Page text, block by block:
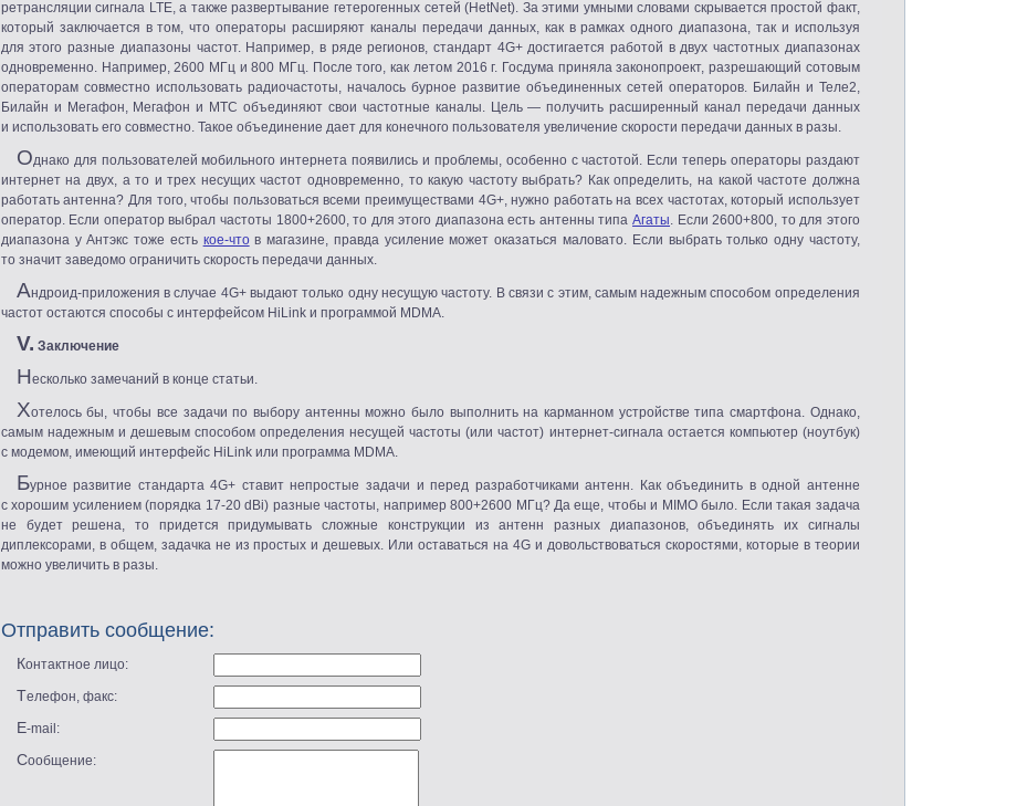
ретрансляции сигнала LTE, а также развертывание гетерогенных сетей (HetNet). За этими умными словами скрывается простой факт,
который заключается в том, что операторы расширяют каналы передачи данных, как в рамках одного диапазона, так и используя
для этого разные диапазоны частот. Например, в ряде регионов, стандарт 4G+ достигается работой в двух частотных диапазонах
одновременно. Например, 2600 МГц и 800 МГц. После того, как летом 2016 г. Госдума приняла законопроект, разрешающий сотовым
операторам совместно использовать радиочастоты, началось бурное развитие объединенных сетей операторов. Билайн и Теле2,
Билайн и Мегафон, Мегафон и МТС объединяют свои частотные каналы. Цель — получить расширенный канал передачи данных
и использовать его совместно. Такое объединение дает для конечного пользователя увеличение скорости передачи данных в разы.
Однако для пользователей мобильного интернета появились и проблемы, особенно с частотой. Если теперь операторы раздают
интернет на двух, а то и трех несущих частот одновременно, то какую частоту выбрать? Как определить, на какой частоте должна
работать антенна? Для того, чтобы пользоваться всеми преимуществами 4G+, нужно работать на всех частотах, который использует
оператор. Если оператор выбрал частоты 1800+2600, то для этого диапазона есть антенны типаАгаты. Если 2600+800, то для этого
диапазона у Антэкс тоже есть кое-чтов магазине, правда усиление может оказаться маловато. Если выбрать только одну частоту,
то значит заведомо ограничить скорость передачи данных.
Андроид-приложения в случае 4G+ выдают только одну несущую частоту. В связи с этим, самым надежным способом определения
частот остаются способы с интерфейсом HiLink и программой MDMA.
V. Заключение
Несколько замечаний в конце статьи.
Хотелось бы, чтобы все задачи по выбору антенны можно было выполнить на карманном устройстве типа смартфона. Однако,
самым надежным и дешевым способом определения несущей частоты (или частот) интернет-сигнала остается компьютер (ноутбук)
с модемом, имеющий интерфейс HiLink или программа MDMA.
Бурное развитие стандарта 4G+ ставит непростые задачи и перед разработчиками антенн. Как объединить в одной антенне
с хорошим усилением (порядка 17-20 dBi) разные частоты, например 800+2600 МГц? Да еще, чтобы и MIMO было. Если такая задача
не будет решена, то придется придумывать сложные конструкции из антенн разных диапазонов, объединять их сигналы
диплексорами, в общем, задачка не из простых и дешевых. Или оставаться на 4G и довольствоваться скоростями, которые в теории
можно увеличить в разы.
Отправить сообщение:
Контактное лицо:
Телефон, факс:
E-mail:
Сообщение: